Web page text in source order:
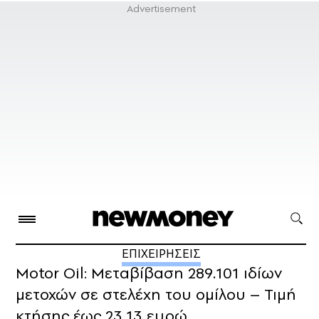
ΕΠΙΧΕΙΡΗΣΕΙΣ
Motor Oil: Μεταβίβαση 289.101 ιδίων
μετοχών σε στελέχη του ομίλου – Τιμή